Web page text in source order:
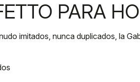
PARA
imitados, nunca duplicados, la